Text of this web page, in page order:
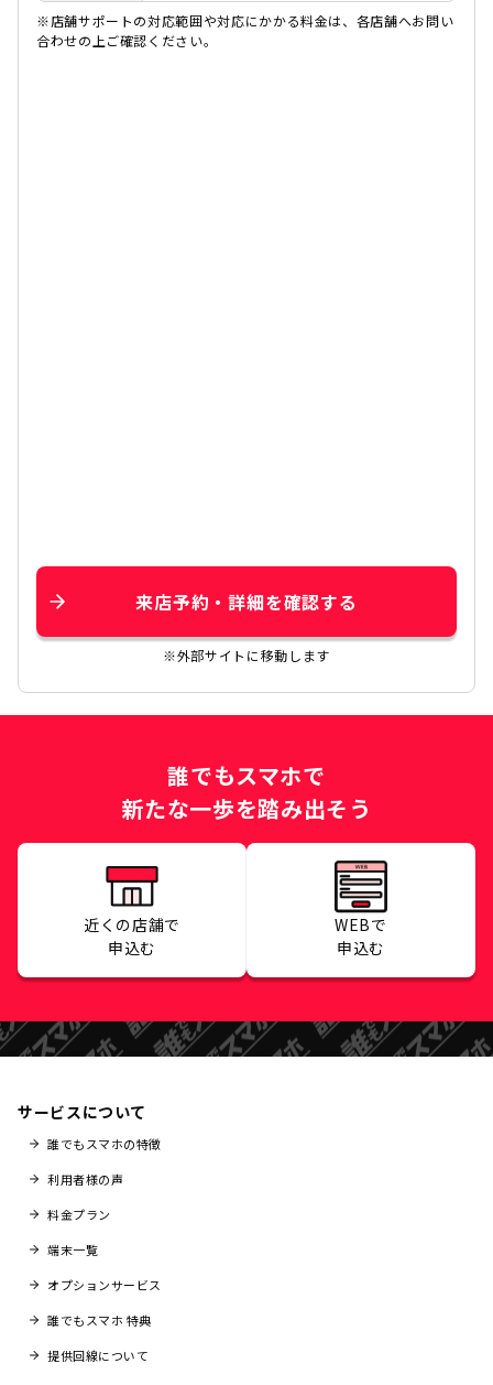
※店舗サポートの対応範囲や対応にかかる料金は、各店舗へお問い
合わせの上ご確認ください。
来店予約・詳細を確認する
※外部サイトに移動します
誰でもスマホで
新たな一歩を踏み出そう
近くの店舗で
申込む
WEBで
申込む
サービスについて
誰でもスマホの特徴
利用者様の声
料金プラン
端末一覧
オプションサービス
誰でもスマホ 特典
提供回線について